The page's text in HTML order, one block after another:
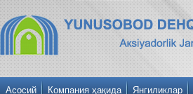
Асосий Компания ҳақида Янгиликлар